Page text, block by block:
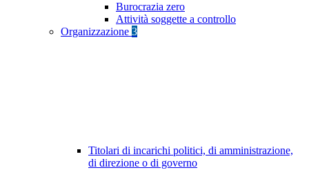
Burocrazia zero
Attività soggette a controllo
Organizzazione 3
Titolari di incarichi politici, di amministrazione,
di direzione o di governo